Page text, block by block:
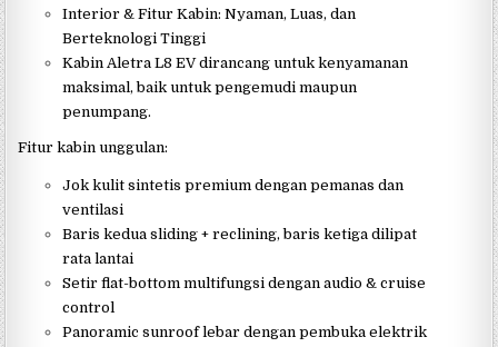
Interior & Fitur Kabin: Nyaman, Luas, dan
Berteknologi Tinggi
Kabin Aletra L8 EV dirancang untuk kenyamanan
maksimal, baik untuk pengemudi maupun
penumpang.
Fitur kabin unggulan:
Jok kulit sintetis premium dengan pemanas dan
ventilasi
Baris kedua sliding + reclining, baris ketiga dilipat
rata lantai
Setir flat-bottom multifungsi dengan audio & cruise
control
Panoramic sunroof lebar dengan pembuka elektrik